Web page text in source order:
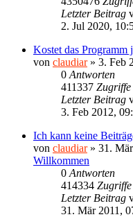
Letzter Beitrag
2. Jul 2020,
Kostet das Programm
von claudiar» 3. Feb
0 Antworten
411337 Zugriffe
Letzter Beitrag
3. Feb 2012,
Ich kann keine
von claudiar» 31.
Willkommen
0 Antworten
414334 Zugriffe
Letzter Beitrag
31. Mär 2011,